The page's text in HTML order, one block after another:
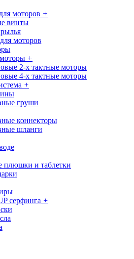
моторов +
винты
моторов
+
2-х тактные моторы
4-х тактные моторы
+
груши
коннекторы
шланги
плюшки и таблетки
серфинга +